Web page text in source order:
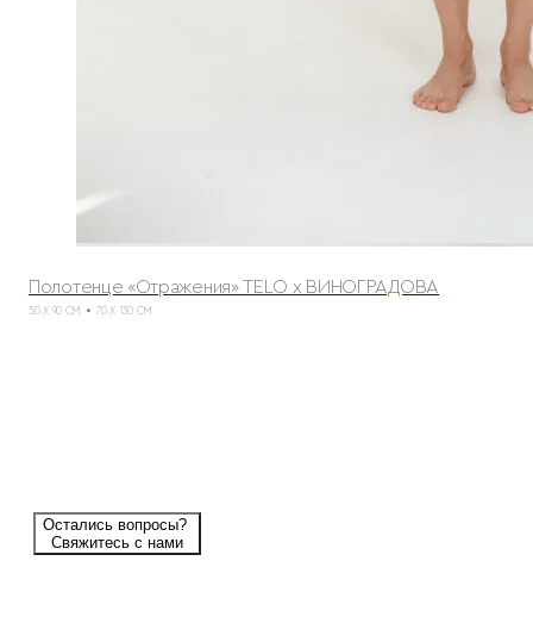
Полотенце «Отражения» TELO x ВИНОГРАДОВА
50 X 90 СМ 70 X 130 СМ
Остались вопросы?
Свяжитесь с нами